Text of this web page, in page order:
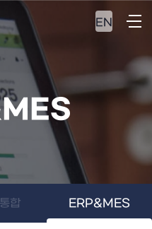
EN
합 ERP&MES